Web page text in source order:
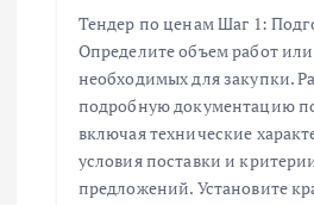
Тендер по ценам Шаг 1:
Определите объем работ или
необходимых для закупки.
подробную документацию
включая технические
условия поставки и
предложений. Установите